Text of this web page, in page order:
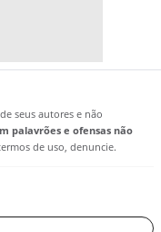
seus autores e não
palavrões e ofensas não
de uso, denuncie.